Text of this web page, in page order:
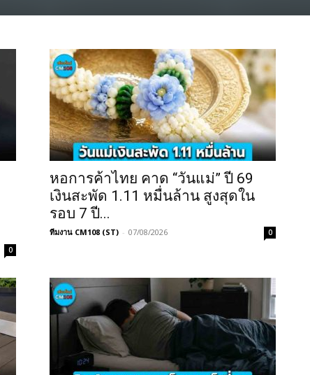
0
หอการค้าไทย คาด “วันแม่” ปี 69
เงินสะพัด 1.11 หมื่นล้าน สูงสุดใน
รอบ 7 ปี...
ทีมงาน CM108 (ST) - 07/08/2026 0